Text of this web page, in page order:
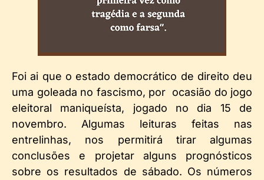
Foi ai que o estado democrático de direito deu
uma goleada no fascismo, por ocasião do jogo
eleitoral maniqueísta, jogado no dia 15 de
novembro. Algumas leituras feitas nas
entrelinhas, nos permitirá tirar algumas
conclusões e projetar alguns prognósticos
sobre os resultados de sábado. Os números